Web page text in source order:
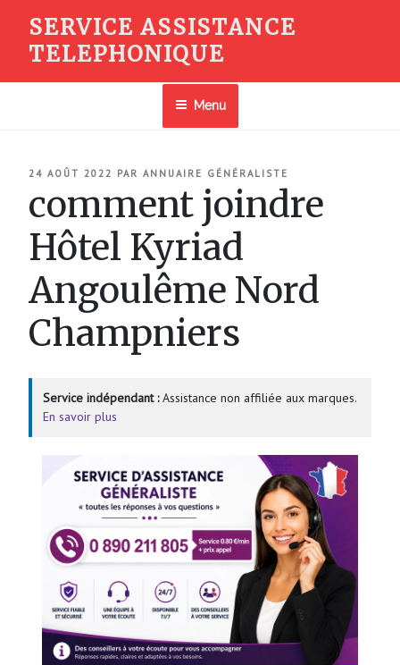
contenu
SERVICE ASSISTANCE
TELEPHONIQUE
Menu
PUBLIÉ
24 AOÛT 2022 PAR ANNUAIRE GÉNÉRALISTE
comment joindre
Hôtel Kyriad
Angoulême Nord
Champniers
Service indépendant :Assistance non affiliée aux marques.
En savoir plus